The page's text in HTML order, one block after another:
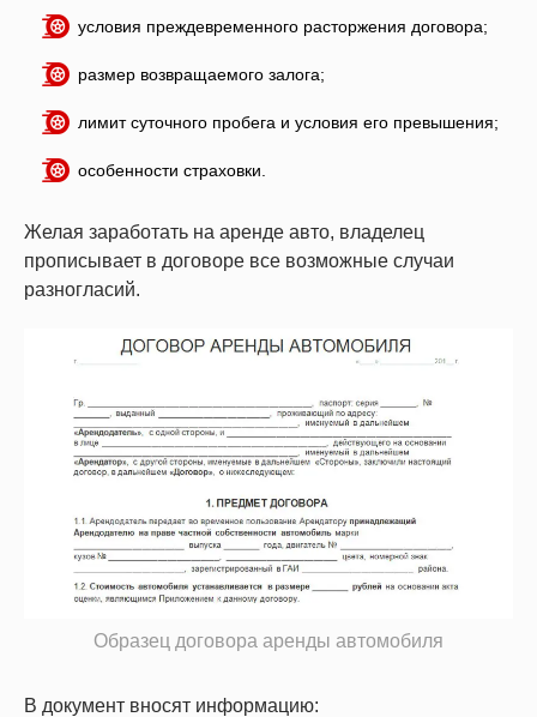
условия преждевременного расторжения договора;
размер возвращаемого залога;
лимит суточного пробега и условия его превышения;
особенности страховки.
Желая заработать на аренде авто, владелец
прописывает в договоре все возможные случаи
разногласий.
Образец договора аренды автомобиля
В документ вносят информацию: